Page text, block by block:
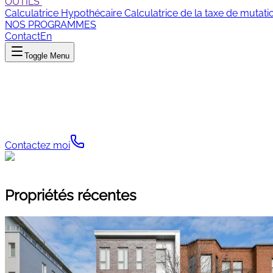
Calculatrice Hypothécaire Calculatrice de la taxe de
NOS PROGRAMMES
ContactEn
Toggle Menu
Contactez moi
Propriétés récentes